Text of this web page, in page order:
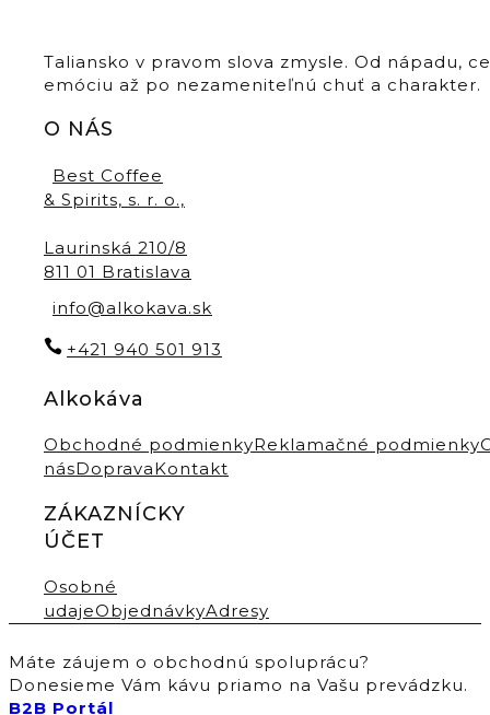
Taliansko v pravom slova zmysle. Od nápadu,
emóciu až po nezameniteľnú chuť a charakter.
O NÁS
Best Coffee
& Spirits, s. r. o.,
Laurinská 210/8
811 01 Bratislava
info@alkokava.sk
+421 940 501 913
Alkokáva
Obchodné podmienkyReklamačné podmienky
násDopravaKontakt
ZÁKAZNÍCKY
ÚČET
Osobné
udajeObjednávkyAdresy
Máte záujem o obchodnú spoluprácu?
Donesieme Vám kávu priamo na Vašu prevádzku.
B2B Portál